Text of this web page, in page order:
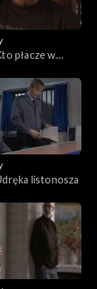
płacze w
listonosza